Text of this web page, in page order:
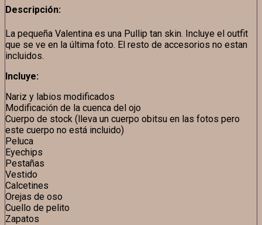
Descripción:
La pequeña Valentina es una Pullip tan skin. Incluye el outfit
que se ve en la última foto. El resto de accesorios no estan
incluidos.
Incluye:
Nariz y labios modificados
Modificación de la cuenca del ojo
Cuerpo de stock (lleva un cuerpo obitsu en las fotos pero
este cuerpo no está incluido)
Peluca
Eyechips
Pestañas
Vestido
Calcetines
Orejas de oso
Cuello de pelito
Zapatos